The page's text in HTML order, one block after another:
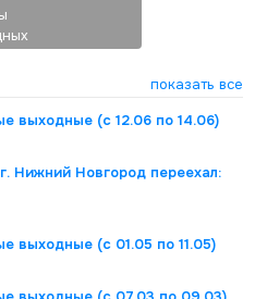
показать все
выходные (с 12.06 по 14.06)
Нижний Новгород переехал:
выходные (с 01.05 по 11.05)